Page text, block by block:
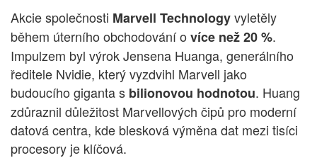
Akcie společnosti Marvell Technologyvyletěly
během úterního obchodování o více než 20 %.
Impulzem byl výrok Jensena Huanga, generálního
ředitele Nvidie, který vyzdvihl Marvell jako
budoucího giganta s bilionovou hodnotou. Huang
zdůraznil důležitost Marvellových čipů pro moderní
datová centra, kde blesková výměna dat mezi tisíci
procesory je klíčová.